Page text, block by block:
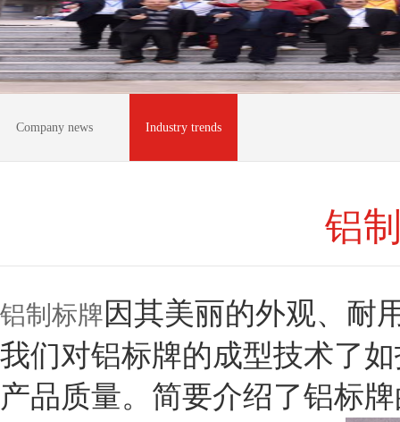
Company news Industry trends
铝
铝制标牌因其美丽的外观、耐
我们对铝标牌的成型技术了
产品质量。简要介绍了铝标